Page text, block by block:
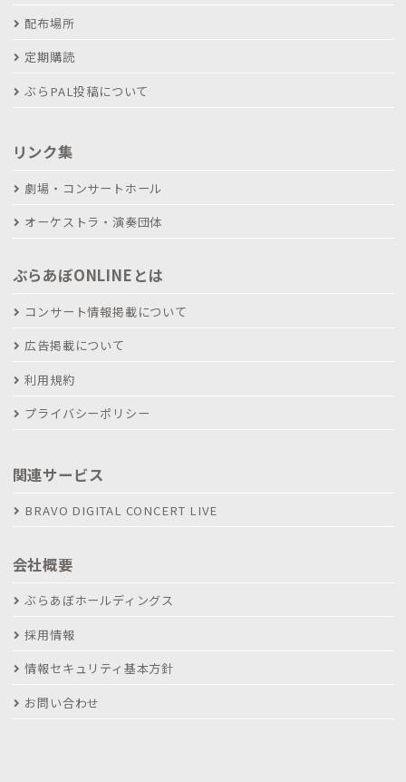
配布場所
定期購読
ぶらPAL投稿について
リンク集
劇場・コンサートホール
オーケストラ・演奏団体
ぶらあぼONLINEとは
コンサート情報掲載について
広告掲載について
利用規約
プライバシーポリシー
関連サービス
BRAVO DIGITAL CONCERT LIVE
会社概要
ぶらあぼホールディングス
採用情報
情報セキュリティ基本方針
お問い合わせ